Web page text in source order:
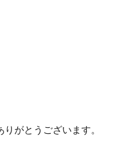
がとうございます。